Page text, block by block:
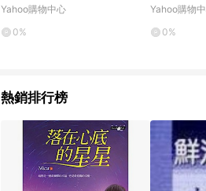
Yahoo購物中心
0%
Yahoo購物
0%
熱銷排行榜